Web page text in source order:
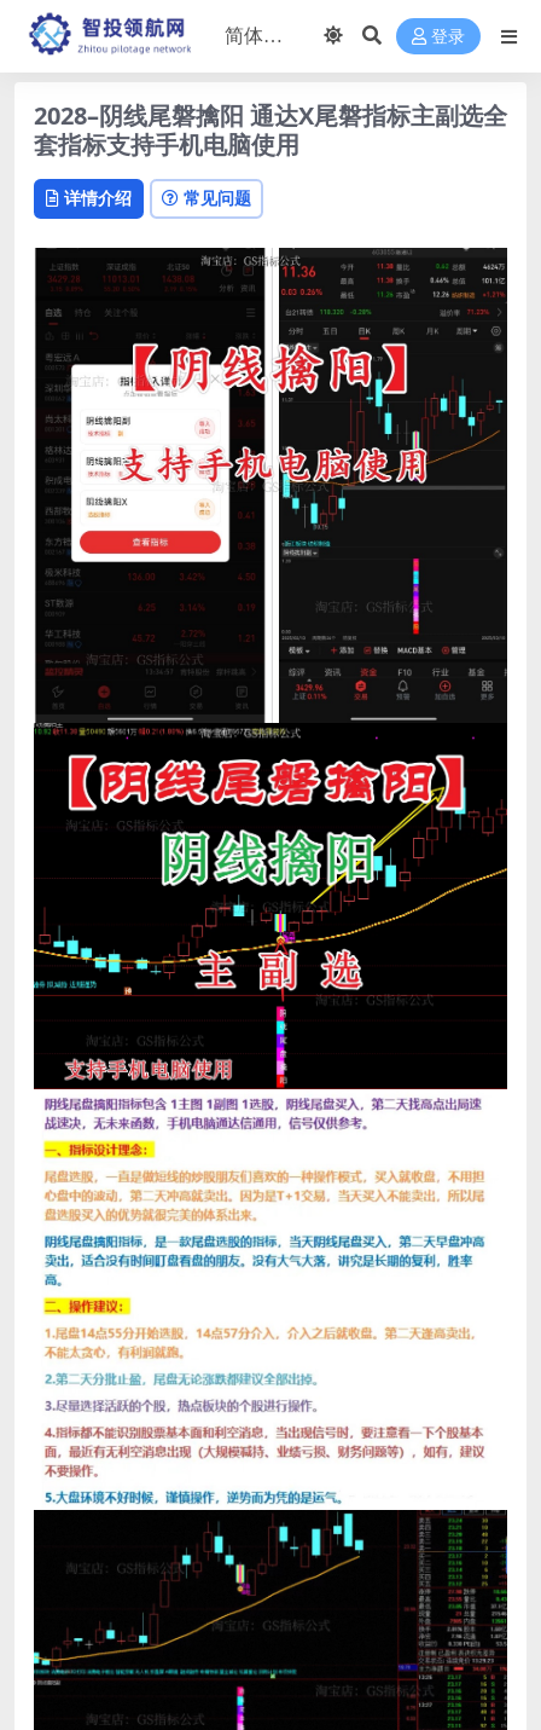
登录
2028–阴线尾磐擒阳 通达X尾磐指标主副选全
套指标支持手机电脑使用
详情介绍 常见问题